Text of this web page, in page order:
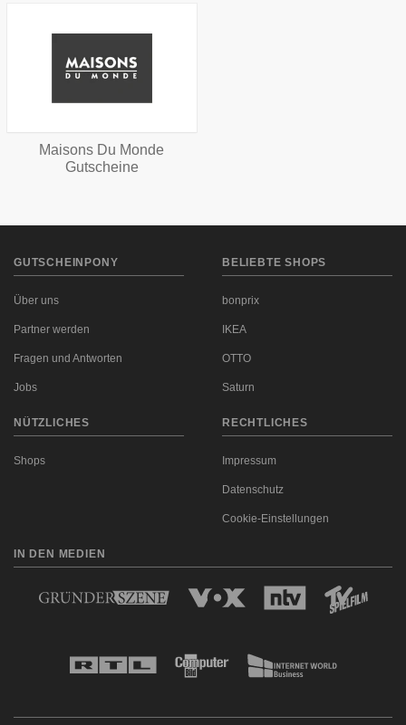
Maisons Du Monde
Gutscheine
GUTSCHEINPONY
Über uns
Partner werden
Fragen und Antworten
Jobs
BELIEBTE SHOPS
bonprix
IKEA
OTTO
Saturn
NÜTZLICHES
Shops
RECHTLICHES
Impressum
Datenschutz
Cookie-Einstellungen
IN DEN MEDIEN